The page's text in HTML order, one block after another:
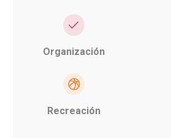
Organización
Recreación